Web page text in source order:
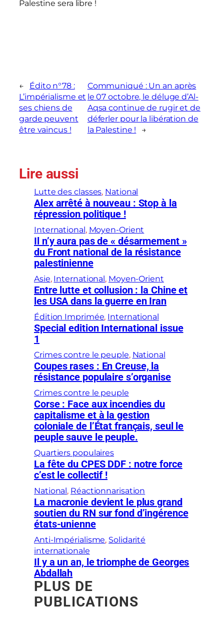
Palestine sera libre !
←
Édito n°78 :
L’impérialisme et
ses chiens de
garde peuvent
être vaincus !
Communiqué : Un an après
le 07 octobre, le déluge d’Al-
Aqsa continue de rugir et de
déferler pour la libération de
la Palestine !
→
Lire aussi
Lutte des classes, National
Alex arrêté à nouveau : Stop à la
répression politique !
International, Moyen-Orient
Il n’y aura pas de « désarmement »
du Front national de la résistance
palestinienne
Asie, International, Moyen-Orient
Entre lutte et collusion : la Chine et
les USA dans la guerre en Iran
Édition Imprimée, International
Special edition International issue
1
Crimes contre le peuple, National
Coupes rases : En Creuse, la
résistance populaire s’organise
Crimes contre le peuple
Corse : Face aux incendies du
capitalisme et à la gestion
coloniale de l’État français, seul le
peuple sauve le peuple.
Quartiers populaires
La fête du CPES DDF : notre force
c’est le collectif !
National, Réactionnarisation
La macronie devient le plus grand
soutien du RN sur fond d’ingérence
états-unienne
Anti-Impérialisme, Solidarité
internationale
Il y a un an, le triomphe de Georges
Abdallah
PLUS DE
PUBLICATIONS